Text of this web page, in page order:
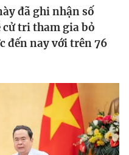
đã ghi nhận số
tri tham gia bỏ
đến nay với trên 76